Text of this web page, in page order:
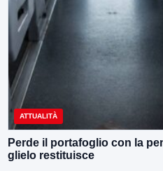
ATTUALITÀ
Perde il portafoglio con la
glielo restituisce